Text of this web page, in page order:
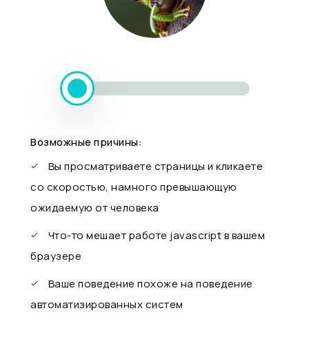
Возможные причины:
Вы просматриваете страницы и кликаете
со скоростью, намного превышающую
ожидаемую от человека
Что-то мешает работе javascript в вашем
браузере
Ваше поведение похоже на поведение
автоматизированных систем